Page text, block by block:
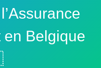
en Belgique